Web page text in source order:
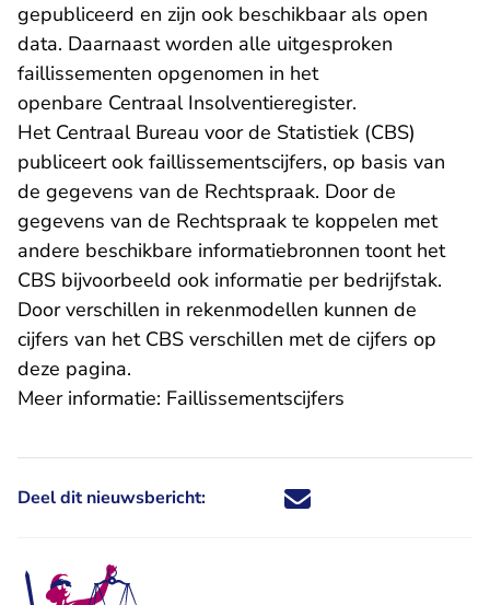
gepubliceerd en zijn ook beschikbaar als open
data. Daarnaast worden alle uitgesproken
faillissementen opgenomen in het
openbare Centraal Insolventieregister- U verlaat
.
Het Centraal Bureau voor de Statistiek (CBS)
publiceert ook faillissementscijfers, op basis van
de gegevens van de Rechtspraak. Door de
gegevens van de Rechtspraak te koppelen met
andere beschikbare informatiebronnen toont het
CBS bijvoorbeeld ook informatie per bedrijfstak.
Door verschillen in rekenmodellen kunnen de
cijfers van het CBS verschillen met de cijfers op
deze pagina.
Meer informatie: Faillissementscijfers
Deel dit nieuwsbericht: Deel dit nieuwsbericht via X -
Deel dit nieuwsbericht via
Deel dit nieuwsbericht
Deel dit